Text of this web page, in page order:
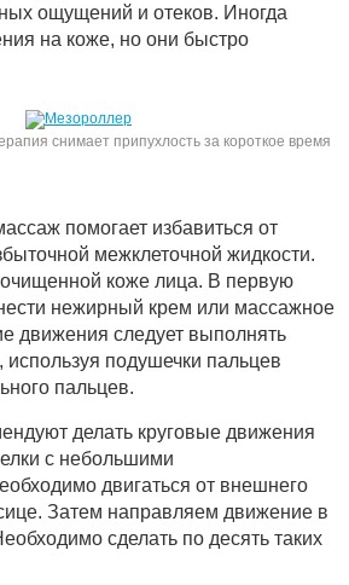
ощущений и отеков. Иногда
на коже, но они быстро
снимает припухлость за короткое время
помогает избавиться от
межклеточной жидкости.
коже лица. В первую
нежирный крем или массажное
движения следует выполнять
используя подушечки пальцев
пальцев.
делать круговые движения
с небольшими
двигаться от внешнего
Затем направляем движение в
сделать по десять таких